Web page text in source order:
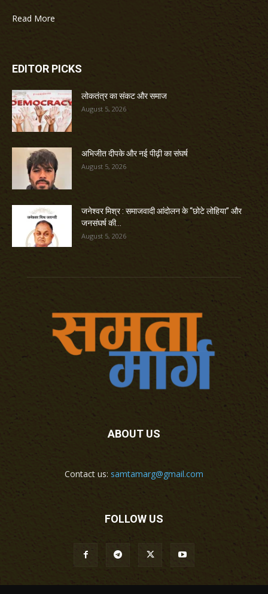
Read More
EDITOR PICKS
लोकतंत्र का संकट और समाज
August 5, 2026
अभिजीत दीपके और नई पीढ़ी का संघर्ष
August 5, 2026
जनेश्वर मिश्र : समाजवादी आंदोलन के “छोटे लोहिया” और
जनसंघर्ष की...
August 5, 2026
ABOUT US
Contact us: samtamarg@gmail.com
FOLLOW US